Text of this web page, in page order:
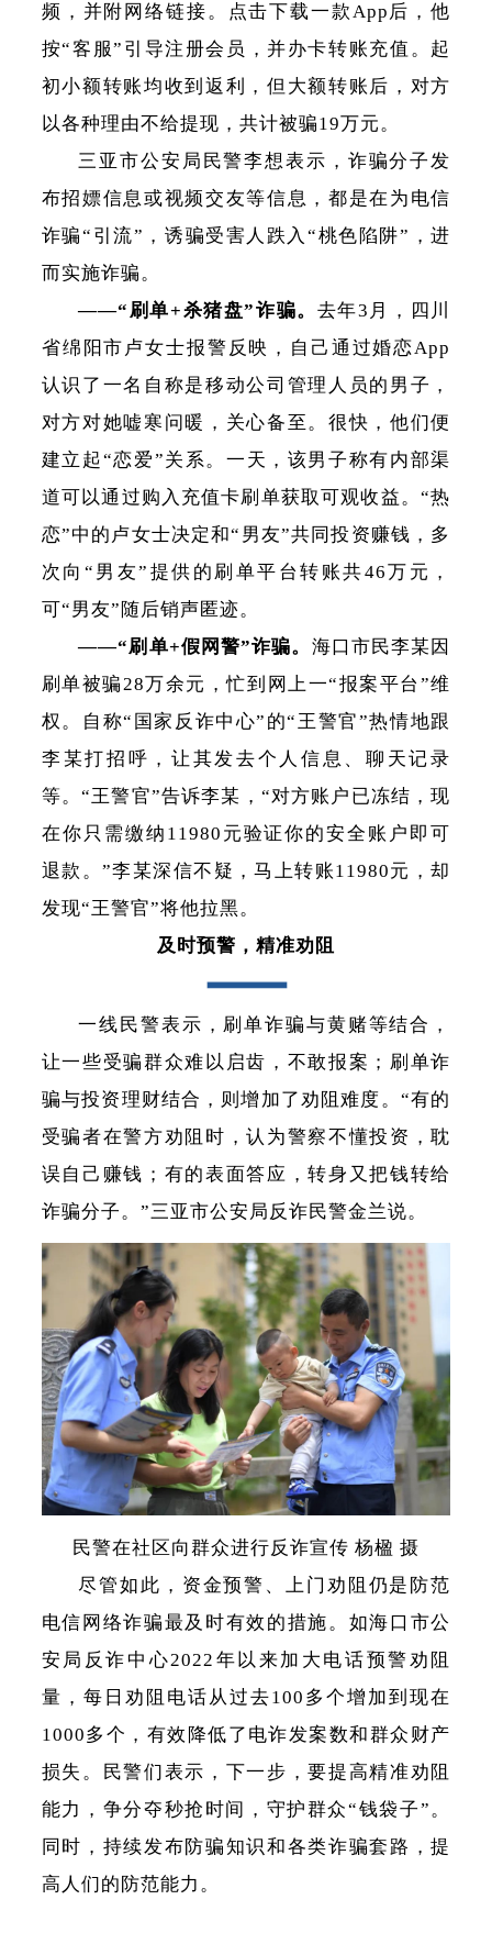
频，并附网络链接。点击下载一款App后，他
按“客服”引导注册会员，并办卡转账充值。起
初小额转账均收到返利，但大额转账后，对方
以各种理由不给提现，共计被骗19万元。
三亚市公安局民警李想表示，诈骗分子发
布招嫖信息或视频交友等信息，都是在为电信
诈骗“引流”，诱骗受害人跌入“桃色陷阱”，进
而实施诈骗。
——“刷单+杀猪盘”诈骗。 去年3月，四川
省绵阳市卢女士报警反映，自己通过婚恋App
认识了一名自称是移动公司管理人员的男子，
对方对她嘘寒问暖，关心备至。很快，他们便
建立起“恋爱”关系。一天，该男子称有内部渠
道可以通过购入充值卡刷单获取可观收益。“热
恋”中的卢女士决定和“男友”共同投资赚钱，多
次向“男友”提供的刷单平台转账共46万元，
可“男友”随后销声匿迹。
——“刷单+假网警”诈骗。 海口市民李某因
刷单被骗28万余元，忙到网上一“报案平台”维
权。自称“国家反诈中心”的“王警官”热情地跟
李某打招呼，让其发去个人信息、聊天记录
等。“王警官”告诉李某，“对方账户已冻结，现
在你只需缴纳11980元验证你的安全账户即可
退款。”李某深信不疑，马上转账11980元，却
发现“王警官”将他拉黑。
及时预警，精准劝阻
一线民警表示，刷单诈骗与黄赌等结合，
让一些受骗群众难以启齿，不敢报案；刷单诈
骗与投资理财结合，则增加了劝阻难度。“有的
受骗者在警方劝阻时，认为警察不懂投资，耽
误自己赚钱；有的表面答应，转身又把钱转给
诈骗分子。”三亚市公安局反诈民警金兰说。
民警在社区向群众进行反诈宣传 杨楹 摄
尽管如此，资金预警、上门劝阻仍是防范
电信网络诈骗最及时有效的措施。如海口市公
安局反诈中心2022年以来加大电话预警劝阻
量，每日劝阻电话从过去100多个增加到现在
1000多个，有效降低了电诈发案数和群众财产
损失。民警们表示，下一步，要提高精准劝阻
能力，争分夺秒抢时间，守护群众“钱袋子”。
同时，持续发布防骗知识和各类诈骗套路，提
高人们的防范能力。